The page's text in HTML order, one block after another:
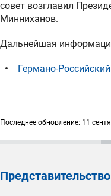
совет возглавил
Минниханов.
Дальнейшая
Германо-
Последнее обновление: 11
Представительство